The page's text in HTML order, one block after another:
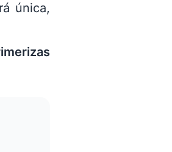
única,